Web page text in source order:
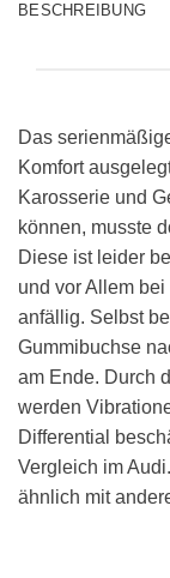
BESCHREIBUNG
Das
Komfort
Karosserie und
können, musste
Diese ist leider
und vor Allem
anfällig. Selbst
Gummibuchse
am Ende. Durch
werden
Differential
Vergleich im
ähnlich mit